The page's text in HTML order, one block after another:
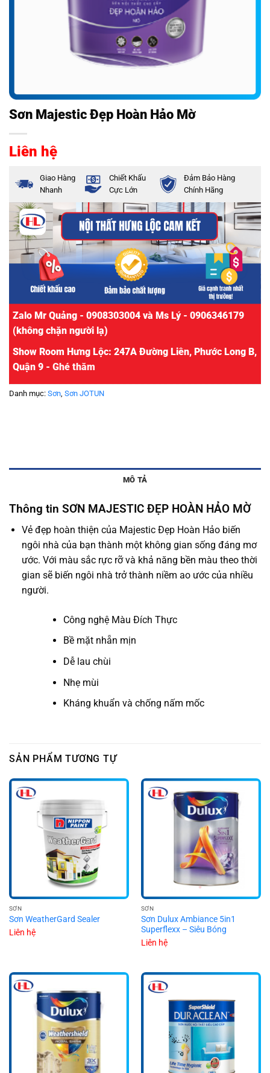
Sơn Majestic Đẹp Hoàn Hảo Mờ
Liên hệ
Giao Hàng
Nhanh
Chiết Khấu
Cực Lớn
Đảm Bảo Hàng
Chính Hãng
Zalo Mr Quảng - 0908303004 và Ms Lý - 0906346179
(không chặn người lạ)
Show Room Hưng Lộc: 247A Đường Liên, Phước Long B,
Quận 9 - Ghé thăm
Danh mục: Sơn, Sơn JOTUN
MÔ TẢ
Thông tin SƠN MAJESTIC ĐẸP HOÀN HẢO MỜ
Vẻ đẹp hoàn thiện của Majestic Đẹp Hoàn Hảo biến
ngôi nhà của bạn thành một không gian sống đáng mơ
ước. Với màu sắc rực rỡ và khả năng bền màu theo thời
gian sẽ biến ngôi nhà trở thành niềm ao ước của nhiều
người.
Công nghệ Màu Đích Thực
Bề mặt nhẵn mịn
Dễ lau chùi
Nhẹ mùi
Kháng khuẩn và chống nấm mốc
SẢN PHẨM TƯƠNG TỰ
SƠN
Sơn WeatherGard Sealer
Liên hệ
SƠN
Sơn Dulux Ambiance 5in1
Superflexx – Siêu Bóng
Liên hệ